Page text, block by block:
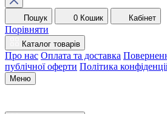
Пошук 0 Кошик Кабінет
Порівняти
Каталог товарів
Про нас Оплата та доставка
публічної оферти Політика
Меню